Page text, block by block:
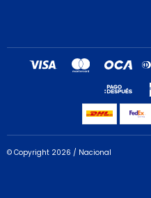
© Copyright 2026 / Nacional